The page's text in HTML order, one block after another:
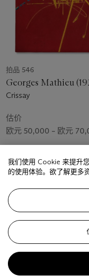
拍品 546
Georges Mathieu
Crissay
估价
欧元 50,000 – 欧元
欧元 63,000
我们使用 Cookie 来提升
的使用体验。欲了解更多